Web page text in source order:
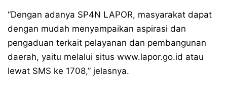
“Dengan adanya SP4N LAPOR, masyarakat dapat
dengan mudah menyampaikan aspirasi dan
pengaduan terkait pelayanan dan pembangunan
daerah, yaitu melalui situs www.lapor.go.id atau
lewat SMS ke 1708,” jelasnya.